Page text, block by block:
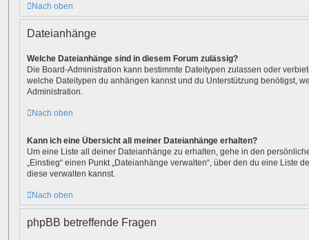
Nach oben
Dateianhänge
Welche Dateianhänge sind in diesem Forum zulässig?
Die Board-Administration kann bestimmte Dateitypen zulassen oder
welche Dateitypen du anhängen kannst und du Unterstützung benötigst,
Administration.
Nach oben
Kann ich eine Übersicht all meiner Dateianhänge erhalten?
Um eine Liste all deiner Dateianhänge zu erhalten, gehe in den
„Einstieg“ einen Punkt „Dateianhänge verwalten“, über den du eine Liste
diese verwalten kannst.
Nach oben
phpBB betreffende Fragen